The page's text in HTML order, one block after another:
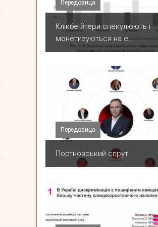
Передовица
Клікбе йтери спекулюють і
монетизуються на е...
Передовица
Портновський спрут